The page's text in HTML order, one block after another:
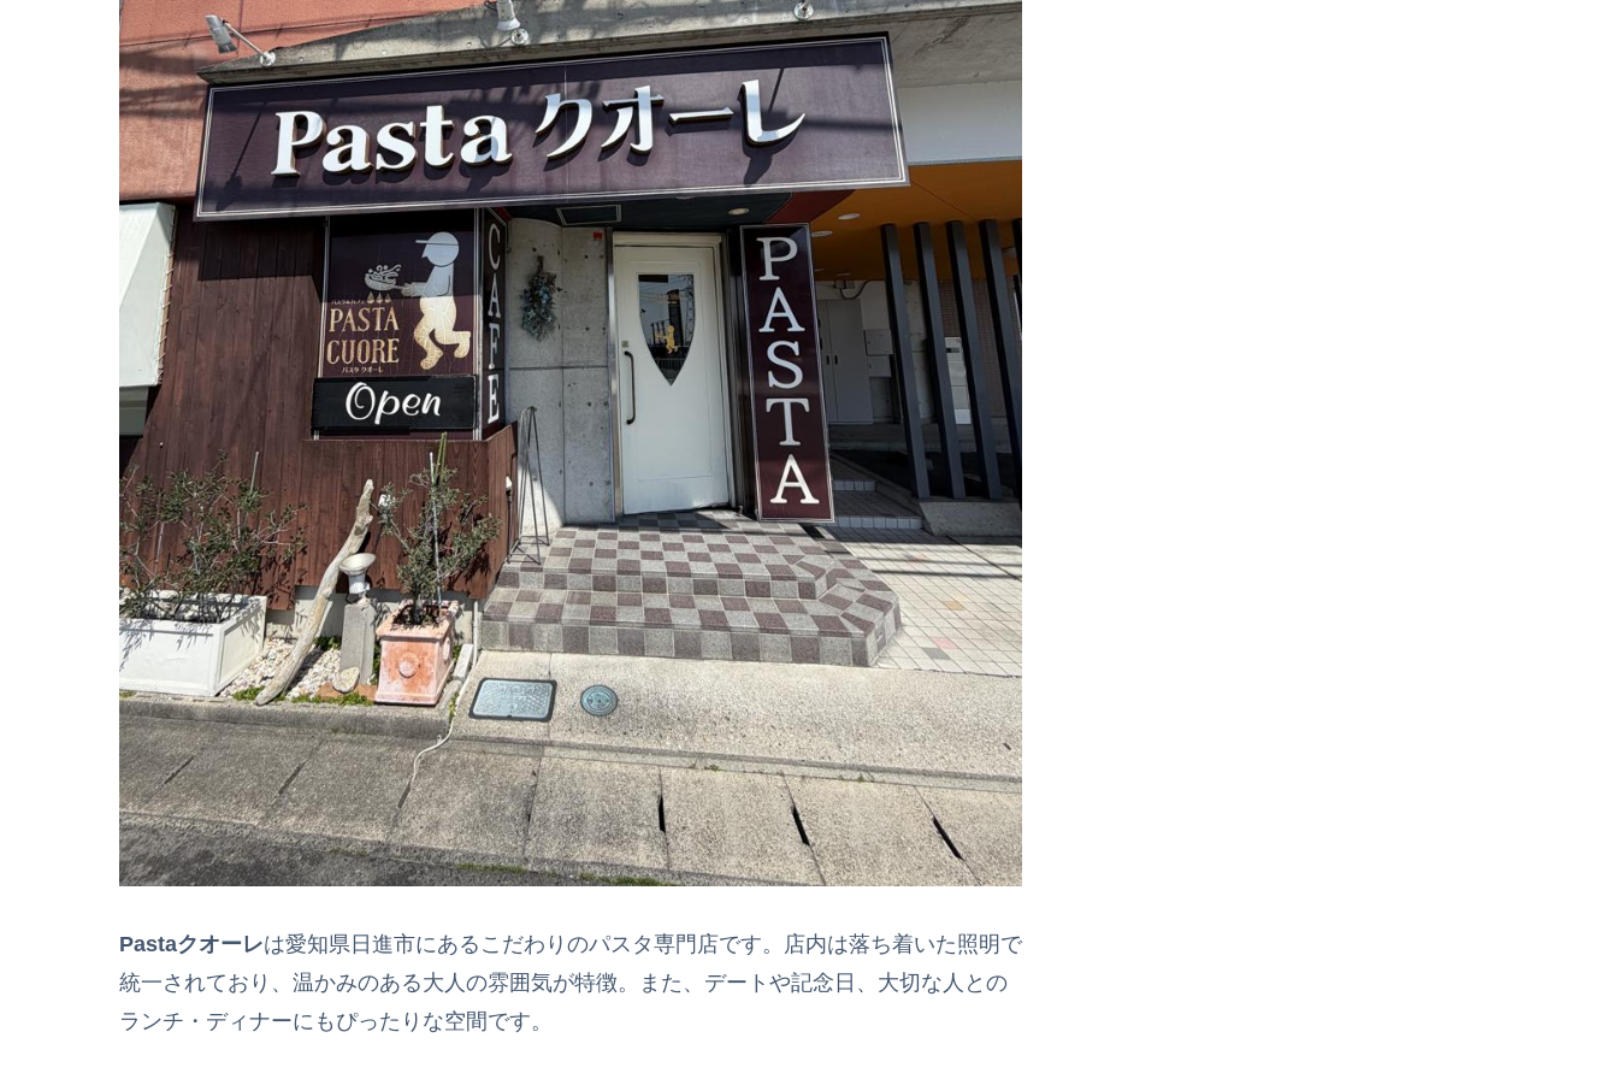
Pastaクオーレは愛知県日進市にあるこだわりのパスタ専門店です。店内は落ち着いた照明で
統一されており、温かみのある大人の雰囲気が特徴。また、デートや記念日、大切な人との
ランチ・ディナーにもぴったりな空間です。